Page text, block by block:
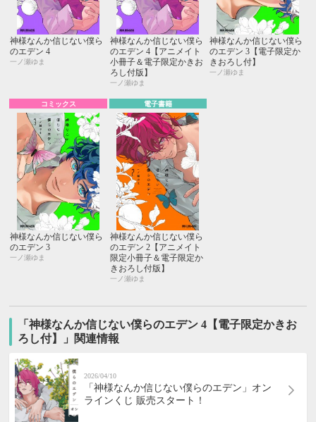
神様なんか信じない僕ら
のエデン 4
一ノ瀬ゆま
神様なんか信じない僕ら
のエデン 4【アニメイト
小冊子＆電子限定かきお
ろし付版】
一ノ瀬ゆま
神様なんか信じない僕ら
のエデン 3【電子限定か
きおろし付】
一ノ瀬ゆま
コミックス
神様なんか信じない僕ら
のエデン 3
一ノ瀬ゆま
電子書籍
神様なんか信じない僕ら
のエデン 2【アニメイト
限定小冊子＆電子限定か
きおろし付版】
一ノ瀬ゆま
「神様なんか信じない僕らのエデン 4【電子限定かきお
ろし付】」関連情報
2026/04/10
「神様なんか信じない僕らのエデン」オン
ラインくじ 販売スタート！